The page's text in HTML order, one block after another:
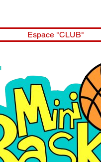
Espace "CLUB"